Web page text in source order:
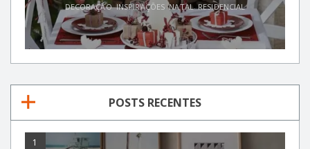
DECORAÇÃO,INSPIRAÇÕES ,NATAL,RESIDENCIAL
POSTS RECENTES
1